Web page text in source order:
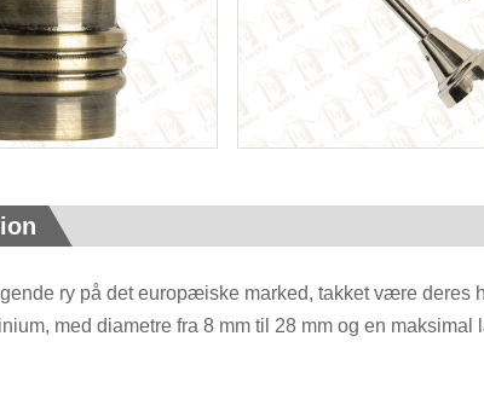
ry på det europæiske marked, takket være deres
med diametre fra 8 mm til 28 mm og en